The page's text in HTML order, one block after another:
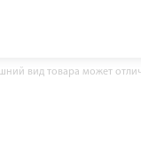
вид товара может